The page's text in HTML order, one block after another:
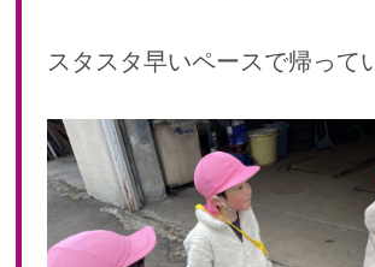
2018年 08月(19)
2018年 06月(21)
2018年 05月(11)
スタスタ早いペースで帰って